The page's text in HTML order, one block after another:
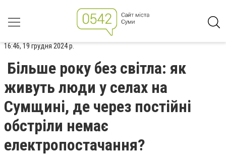
16:46, 19 грудня 2024 р.
Більше року без світла: як
живуть люди у селах на
Сумщині, де через постійні
обстріли немає
електропостачання?